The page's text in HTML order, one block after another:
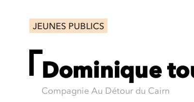
JEUNES PUBLICS
Dominique
Compagnie Au Détour du Cairn